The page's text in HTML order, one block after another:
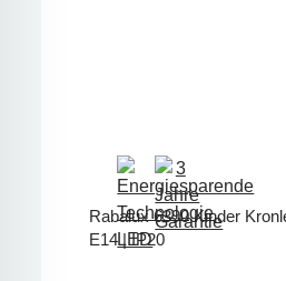
Rabalux 6390 Kinder
E14 | IP20